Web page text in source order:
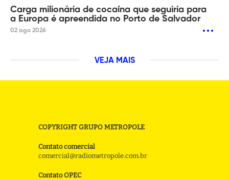
Carga milionária de cocaína que seguiria para
a Europa é apreendida no Porto de Salvador
02 ago 2026
VEJA MAIS
COPYRIGHT GRUPO METROPOLE
Contato comercial
comercial@radiometropole.com.br
Contato OPEC